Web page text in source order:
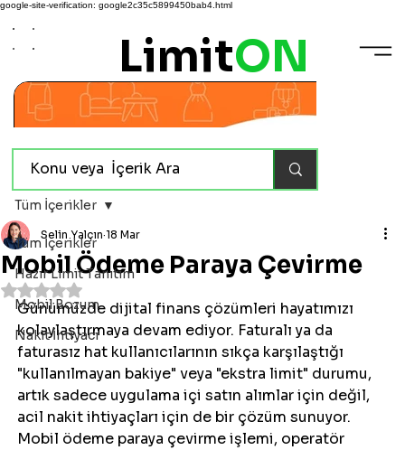
google-site-verification: google2c35c5899450bab4.html
LimitON
Tüm İçerikler
Hazır Limit Tanıtım
Mobil Bozum
Nakit İhtiyacı
Tüm İçerikler
Mobil Ödeme Paraya Çevirme
Selin Yalçın 18 Mar
5 üzerinden NaN yıldız
Günümüzde dijital finans çözümleri hayatımızı
kolaylaştırmaya devam ediyor. Faturalı ya da
faturasız hat kullanıcılarının sıkça karşılaştığı
"kullanılmayan bakiye" veya "ekstra limit" durumu,
artık sadece uygulama içi satın alımlar için değil,
acil nakit ihtiyaçları için de bir çözüm sunuyor.
Mobil ödeme paraya çevirme işlemi, operatör